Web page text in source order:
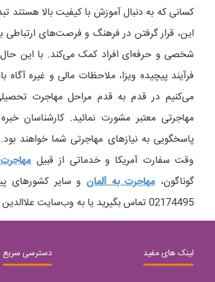
کسانی که به دنبال آموزش با کیفیت بالا هستند
این، قرار گرفتن در فرهنگ و فرصت‌های ارتباطی
شخصی و حرفه‌ای افراد کمک می‌کند. با این حال،
فرآیند پیچیده ویزا، ملاحظات مالی و غیره آگاه
می‌کنیم در قدم به قدم مراحل مهاجرت
مهاجرتی معتبر مشورت نمائید. کارشناسان
پاسخگویی به نیازهای مهاجرتی شما خواهند
وقت سفارت آمریکا و خدماتی از قبیلمهاجرت
گوناگون، مهاجرت به آلمانو سایر کشورهای
02174495 تماس بگیرید یا به وب‌سایت علاالدین مهاجر مراجعه بفرمایید.
لینک های مفید دسترسی سریع